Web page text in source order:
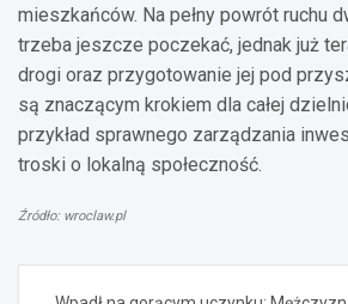
mieszkańców. Na pełny powrót ruchu
trzeba jeszcze poczekać, jednak już
drogi oraz przygotowanie jej pod
są znaczącym krokiem dla całej
przykład sprawnego zarządzania
troski o lokalną społeczność.
Źródło: wroclaw.pl